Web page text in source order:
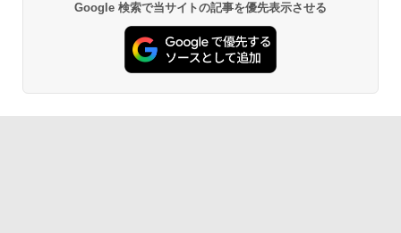
Google 検索で当サイトの記事を優先表示させる